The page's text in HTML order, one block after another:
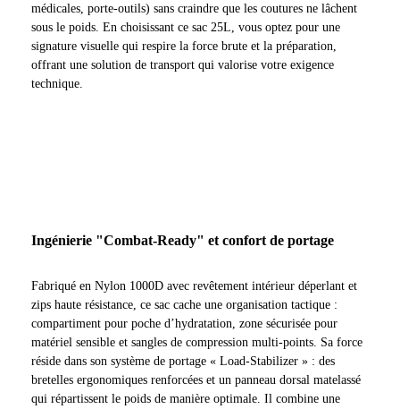
médicales, porte-outils) sans craindre que les coutures ne lâchent
sous le poids. En choisissant ce sac 25L, vous optez pour une
signature visuelle qui respire la force brute et la préparation,
offrant une solution de transport qui valorise votre exigence
technique.
Ingénierie "Combat-Ready" et confort de portage
Fabriqué en Nylon 1000D avec revêtement intérieur déperlant et
zips haute résistance, ce sac cache une organisation tactique :
compartiment pour poche d’hydratation, zone sécurisée pour
matériel sensible et sangles de compression multi-points. Sa force
réside dans son système de portage « Load-Stabilizer » : des
bretelles ergonomiques renforcées et un panneau dorsal matelassé
qui répartissent le poids de manière optimale. Il combine une